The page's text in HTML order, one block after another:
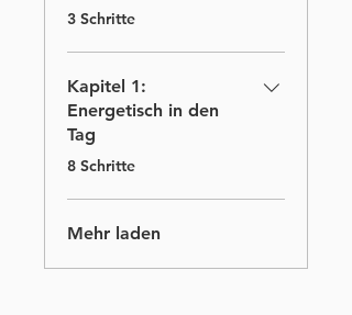
.
3 Schritte
Kapitel 1:
Energetisch in den
Tag
.
8 Schritte
Mehr laden